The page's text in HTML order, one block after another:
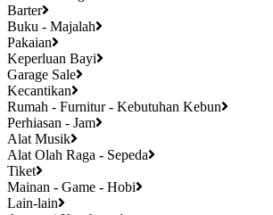
Barter
Buku - Majalah
Pakaian
Keperluan Bayi
Garage Sale
Kecantikan
Rumah - Furnitur - Kebutuhan Kebun
Perhiasan - Jam
Alat Musik
Alat Olah Raga - Sepeda
Tiket
Mainan - Game - Hobi
Lain-lain